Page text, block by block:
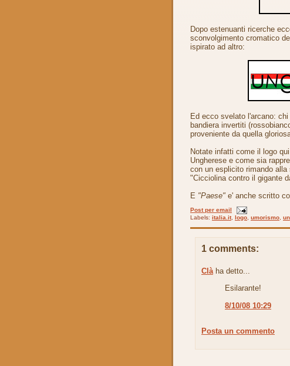
Dopo estenuanti ricerche
sconvolgimento cromatico
ispirato ad altro:
Ed ecco svelato l'arcano:
bandiera invertiti
proveniente da quella
Notate infatti come il logo
Ungherese e come sia
con un esplicito rimando
"Cicciolina contro il gigante
E "Paese" e' anche scritto
Post per email
Labels: italia.it, logo umorismo
1 comments:
Clà ha detto...
Esilarante!
8/10/08 10:29
Posta un commento